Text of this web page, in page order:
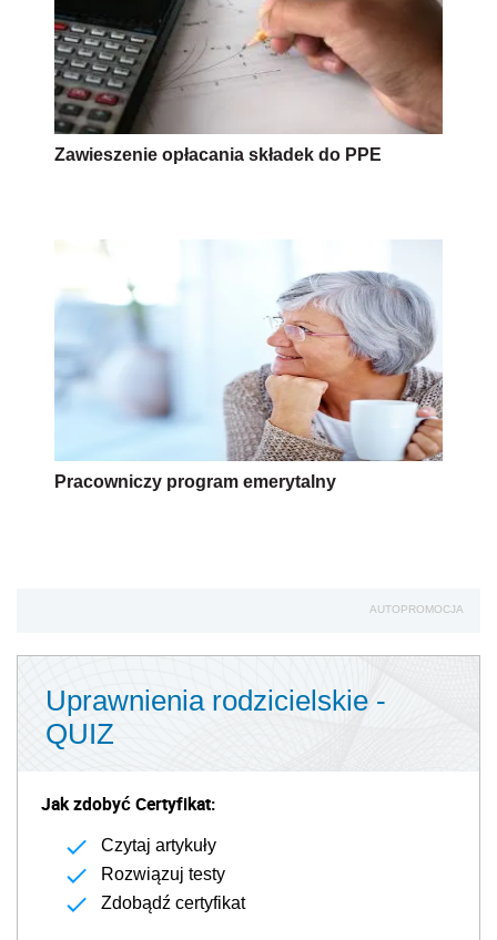
Zawieszenie opłacania składek do PPE
Pracowniczy program emerytalny
AUTOPROMOCJA
Uprawnienia rodzicielskie -
QUIZ
Jak zdobyć Certyfikat:
Czytaj artykuły
Rozwiązuj testy
Zdobądź certyfikat